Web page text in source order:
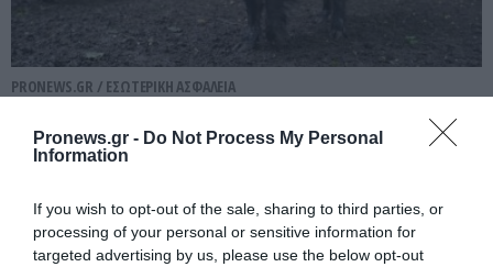
Pronews.gr - Do Not Process My Personal
Information
If you wish to opt-out of the sale, sharing to third parties, or
processing of your personal or sensitive information for
targeted advertising by us, please use the below opt-out
PRONEWS.GR / ΕΣΩΤΕΡΙΚΗ ΑΣΦΑΛΕΙΑ
Εύβοια: «Έφυγε» από τη ζωή ο 37χρονος
μοτοσικλετιστής που είχε συγκρουστεί
06.08.2026 | 21:30